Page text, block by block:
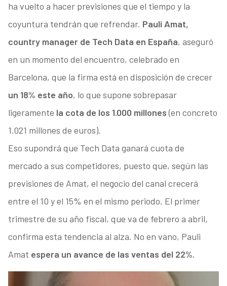
ha vuelto a hacer previsiones que el tiempo y la
coyuntura tendrán que refrendar. Pauli Amat,
country manager de Tech Data en España, aseguró
en un momento del encuentro, celebrado en
Barcelona, que la firma está en disposición de crecer
un 18% este año, lo que supone sobrepasar
ligeramente la cota de los 1.000 millones(en concreto
1.021 millones de euros).
Eso supondrá que Tech Data ganará cuota de
mercado a sus competidores, puesto que, según las
previsiones de Amat, el negocio del canal crecerá
entre el 10 y el 15% en el mismo periodo. El primer
trimestre de su año fiscal, que va de febrero a abril,
confirma esta tendencia al alza. No en vano, Pauli
Amat espera un avance de las ventas del 22%.